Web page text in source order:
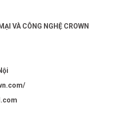
VÀ CÔNG NGHỆ CROWN